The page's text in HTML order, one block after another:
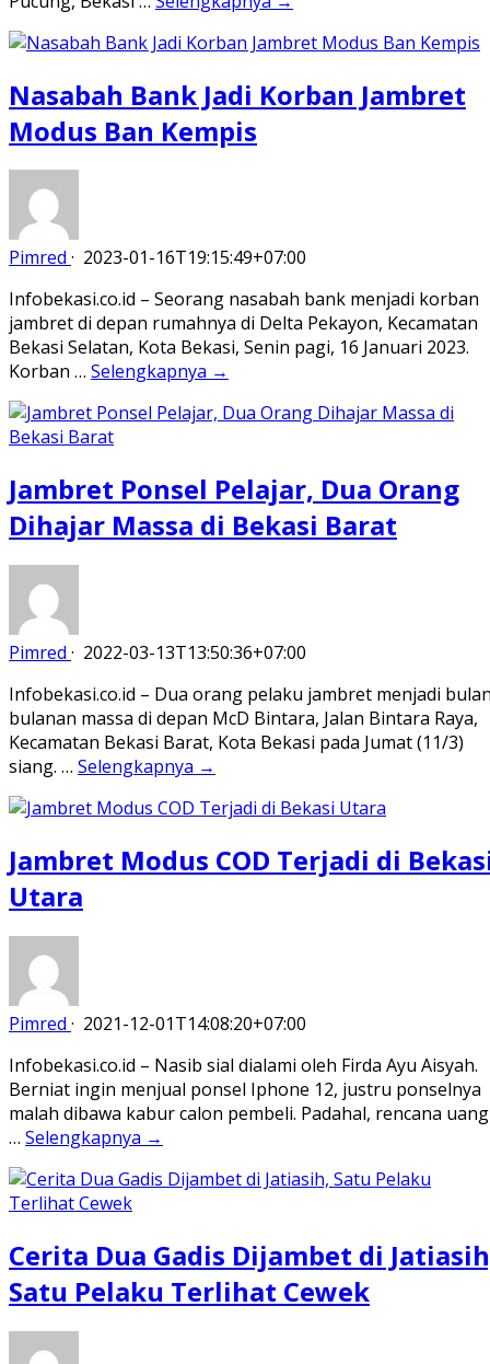
Nasabah Bank Jadi Korban Jambret
Modus Ban Kempis
Pimred · 2023-01-16T19:15:49+07:00
Infobekasi.co.id – Seorang nasabah bank menjadi korban
jambret di depan rumahnya di Delta Pekayon, Kecamatan
Bekasi Selatan, Kota Bekasi, Senin pagi, 16 Januari 2023.
Korban … Selengkapnya →
Jambret Ponsel Pelajar, Dua Orang
Dihajar Massa di Bekasi Barat
Pimred · 2022-03-13T13:50:36+07:00
Infobekasi.co.id – Dua orang pelaku jambret menjadi
bulanan massa di depan McD Bintara, Jalan Bintara Raya,
Kecamatan Bekasi Barat, Kota Bekasi pada Jumat (11/3)
siang. … Selengkapnya →
Jambret Modus COD Terjadi di
Utara
Pimred · 2021-12-01T14:08:20+07:00
Infobekasi.co.id – Nasib sial dialami oleh Firda Ayu Aisyah.
Berniat ingin menjual ponsel Iphone 12, justru ponselnya
malah dibawa kabur calon pembeli. Padahal, rencana uang
… Selengkapnya →
Cerita Dua Gadis Dijambet di
Satu Pelaku Terlihat Cewek